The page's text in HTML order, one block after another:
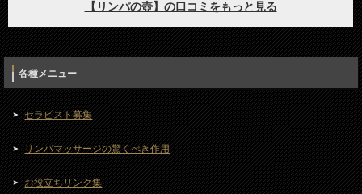
各種メニュー
セラピスト募集
リンパマッサージの驚くべき作用
お役立ちリンク集